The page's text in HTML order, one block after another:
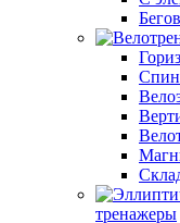
тренажеры